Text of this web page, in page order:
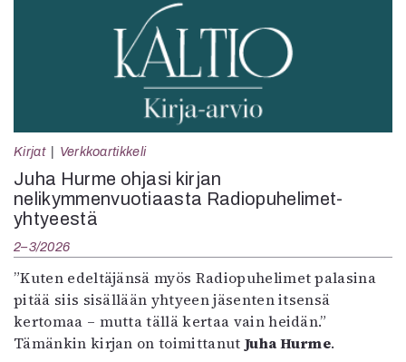
Kirjat Verkkoartikkeli
Juha Hurme ohjasi kirjan
nelikymmenvuotiaasta Radiopuhelimet-
yhtyeestä
2–3/2026
”Kuten edeltäjänsä myös Radiopuhelimet palasina
pitää siis sisällään yhtyeen jäsenten itsensä
kertomaa – mutta tällä kertaa vain heidän.”
Tämänkin kirjan on toimittanut Juha Hurme.